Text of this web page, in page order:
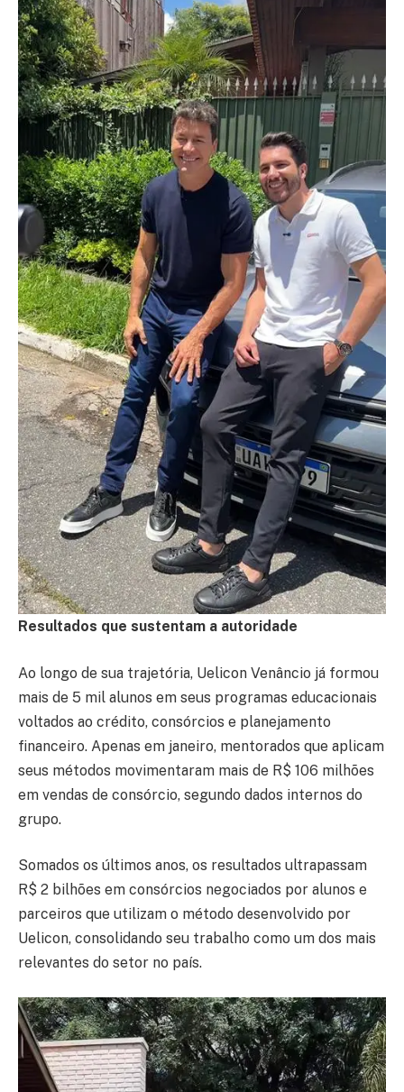
Resultados que sustentam a autoridade
Ao longo de sua trajetória, Uelicon Venâncio já formou
mais de 5 mil alunos em seus programas educacionais
voltados ao crédito, consórcios e planejamento
financeiro. Apenas em janeiro, mentorados que aplicam
seus métodos movimentaram mais de R$ 106 milhões
em vendas de consórcio, segundo dados internos do
grupo.
Somados os últimos anos, os resultados ultrapassam
R$ 2 bilhões em consórcios negociados por alunos e
parceiros que utilizam o método desenvolvido por
Uelicon, consolidando seu trabalho como um dos mais
relevantes do setor no país.